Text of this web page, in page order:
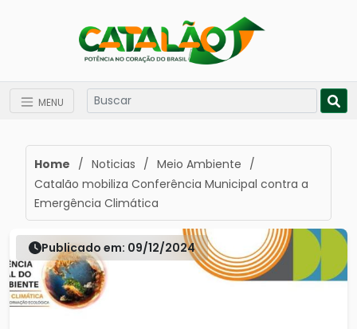
MENU
Home / Noticias / Meio Ambiente /
Catalão mobiliza Conferência Municipal contra a
Emergência Climática
Publicado em: 09/12/2024